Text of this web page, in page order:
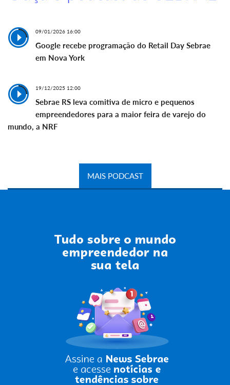
09/01/2026 16:00
Google recebe programação do Retail Day Sebrae
em Nova York
19/12/2025 12:00
Sebrae RS leva comitiva de micro e pequenos
empreendedores para a maior feira de varejo do
mundo, a NRF
MAIS PODCAST